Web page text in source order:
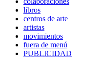
libros
centros de arte
artistas
movimientos
fuera de menú
PUBLICIDAD